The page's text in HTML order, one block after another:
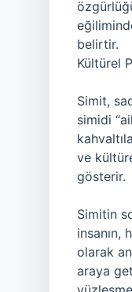
belirtir.
Kültürel
Simit,
simidi
ve
gösterir.
Simitin
insanın,
olarak
araya